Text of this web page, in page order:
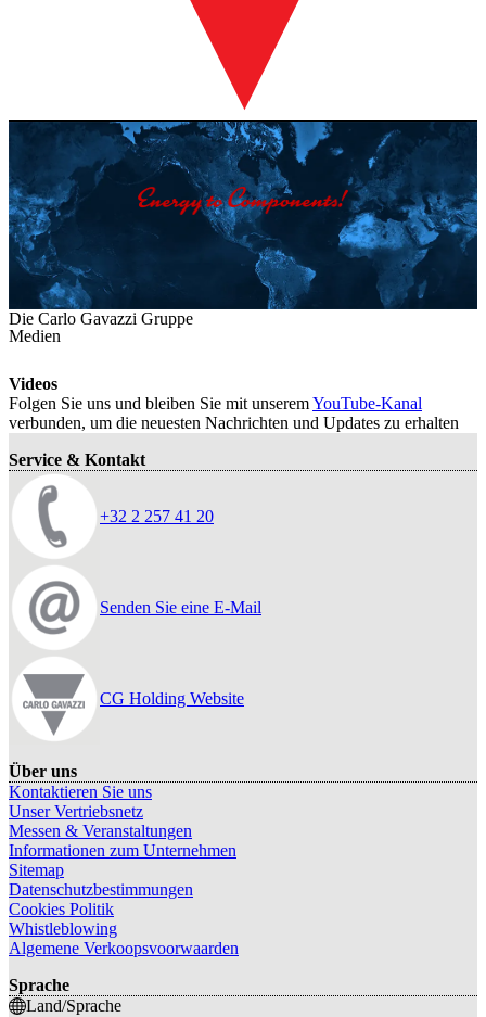
Die Carlo Gavazzi Gruppe
Medien
Videos
Folgen Sie uns und bleiben Sie mit unseremYouTube-Kanal
verbunden, um die neuesten Nachrichten und Updates zu erhalten
Service & Kontakt
+32 2 257 41 20
Senden Sie eine E-Mail
CG Holding Website
Über uns
Kontaktieren Sie uns
Unser Vertriebsnetz
Messen & Veranstaltungen
Informationen zum Unternehmen
Sitemap
Datenschutzbestimmungen
Cookies Politik
Whistleblowing
Algemene Verkoopsvoorwaarden
Sprache
Land/Sprache